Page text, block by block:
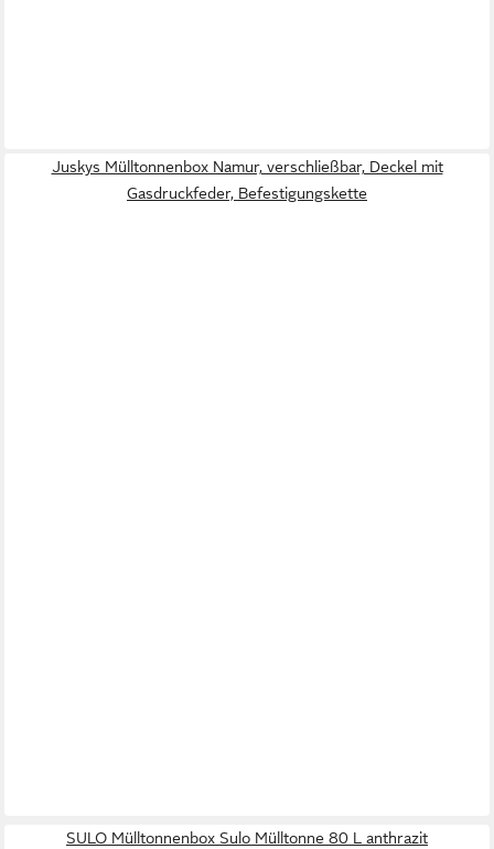
Juskys Mülltonnenbox Namur, verschließbar, Deckel mit
Gasdruckfeder, Befestigungskette
SULO Mülltonnenbox Sulo Mülltonne 80 L anthrazit